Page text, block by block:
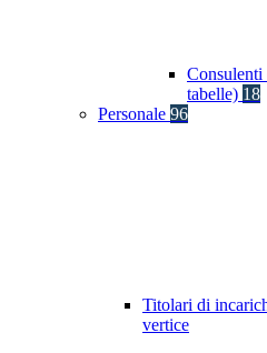
Consulenti
tabelle) 18
Personale 96
Titolari di
vertice